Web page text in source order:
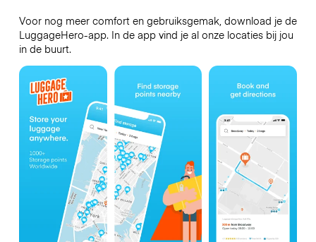
Voor nog meer comfort en gebruiksgemak, download je de
LuggageHero-app. In de app vind je al onze locaties bij jou
in de buurt.